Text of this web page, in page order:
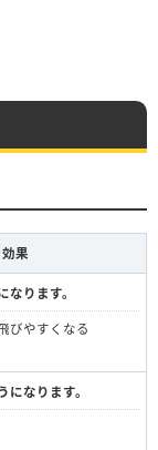
果
ります。
びやすくなる
なります。